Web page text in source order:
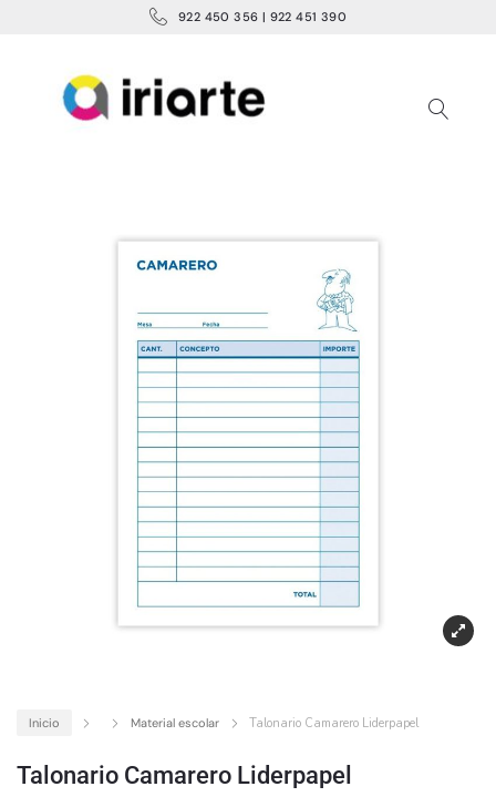
922 450 356 | 922 451 390
Inicio Material escolar Talonario Camarero Liderpapel
Talonario Camarero Liderpapel